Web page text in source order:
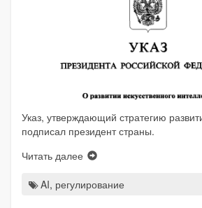
Указ, утверждающий стратегию
подписал президент страны.
Читать далее
AI, регулирование